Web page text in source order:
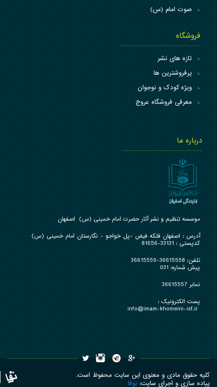
صوت امام (س)
فروشگاه
تازه های نشر
پرفروشترین ها
ویژه کودک و نوجوان
معرفی فروشگاه عروج
درباره ما
موسسه تنظیم و نشر آثار حضرت امام خمینی (س) اصفهان
آدرس : اصفهان فلکه فیض -پل خواجو - نگارستان امام خمینی (س)
کدپستی : 33131-81656
تلفن: 36615558-36615559
پیش شماره: 031
نمابر 36615557
پست الکترونیک :
کلیه حقوق مادی و معنوی این سایت محفوظ است.
پیاده سازی و اجرای سایت:نوفا